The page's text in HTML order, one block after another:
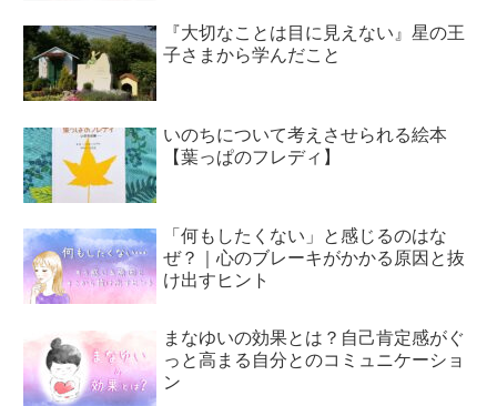
『大切なことは目に見えない』星の王
子さまから学んだこと
いのちについて考えさせられる絵本
【葉っぱのフレディ】
「何もしたくない」と感じるのはな
ぜ？｜心のブレーキがかかる原因と抜
け出すヒント
まなゆいの効果とは？自己肯定感がぐ
っと高まる自分とのコミュニケーショ
ン